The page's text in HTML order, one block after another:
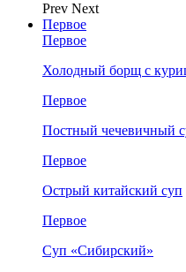
Prev Next
Первое
Первое
Холодный борщ с
Первое
Постный чечевичный
Первое
Острый китайский суп
Первое
Суп «Сибирский»